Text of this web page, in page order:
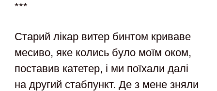
***
Старий лікар витер бинтом криваве
месиво, яке колись було моїм оком,
поставив катетер, і ми поїхали далі
на другий стабпункт. Де з мене зняли